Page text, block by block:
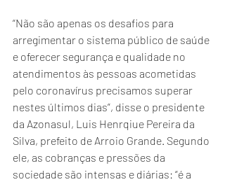
“Não são apenas os desafios para
arregimentar o sistema público de saúde
e oferecer segurança e qualidade no
atendimentos às pessoas acometidas
pelo coronavírus precisamos superar
nestes últimos dias”, disse o presidente
da Azonasul, Luis Henrqiue Pereira da
Silva, prefeito de Arroio Grande. Segundo
ele, as cobranças e pressões da
sociedade são intensas e diárias: “é a